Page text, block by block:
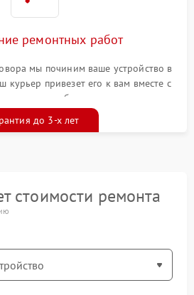
ремонтных работ
мы починим ваше устройство в
курьер привезет его к вам вместе с
талоном бесплатно
до 3-х лет
стоимости ремонта